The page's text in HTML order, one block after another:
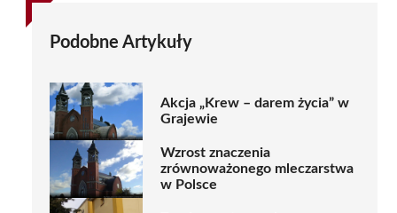
Podobne Artykuły
Akcja „Krew – darem życia” w
Grajewie
Wzrost znaczenia
zrównoważonego mleczarstwa
w Polsce